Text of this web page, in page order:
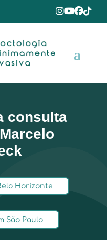
consulta
Horizonte
São Paulo